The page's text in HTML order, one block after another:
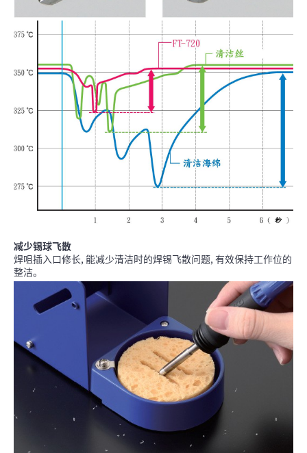
减少锡球飞散
焊咀插入口修长, 能减少清洁时的焊锡飞散问题, 有效保持工作位的
整洁。